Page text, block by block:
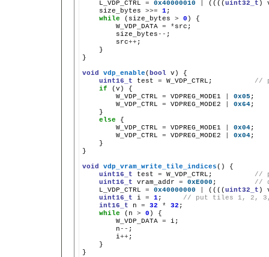
L_VDP_CTRL = 0x40000010 (((( uint32_t )
size_bytes
>>= 1
while
(size_bytes > 0 )
W_VDP_DATA
= *
size_bytes--
src++
}
}
void vdp_enable( bool v)
uint16_t
test = W_VDP_CTRL;
//
if
(v)
W_VDP_CTRL
= VDPREG_MODE1 0x05 ;
W_VDP_CTRL
= VDPREG_MODE2 0x64;
else
W_VDP_CTRL
= VDPREG_MODE1 0x04;
W_VDP_CTRL
= VDPREG_MODE2 0x04;
}
}
void vdp_vram_write_tile_indices()
uint16_t
test = W_VDP_CTRL;
//
uint16_t
vram_addr = 0xE000 ;
//
L_VDP_CTRL
= 0x40000000 (((( uint32_t )
uint16_t
i = 1;
// put tiles 1, 2, 3,
int16_t
n = 32 * 32
while
(n > 0 )
W_VDP_DATA
=
n--
i++
}
}